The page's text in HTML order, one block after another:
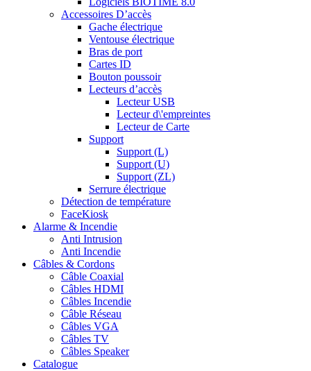
Accessoires D’accès
Gache électrique
Ventouse électrique
Bras de port
Cartes ID
Bouton poussoir
Lecteurs d’accès
Lecteur USB
Lecteur d\'empreintes
Lecteur de Carte
Support
Support (L)
Support (U)
Support (ZL)
Serrure électrique
Détection de température
FaceKiosk
Alarme & Incendie
Anti Intrusion
Anti Incendie
Câbles & Cordons
Câble Coaxial
Câbles HDMI
Câbles Incendie
Câble Réseau
Câbles VGA
Câbles TV
Câbles Speaker
Catalogue